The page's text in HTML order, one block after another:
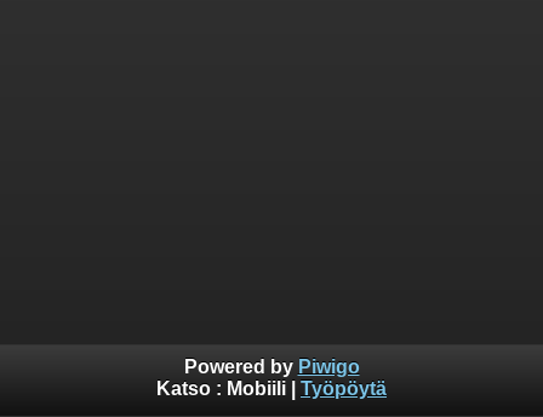
Powered by Piwigo
Katso : Mobiili Työpöytä